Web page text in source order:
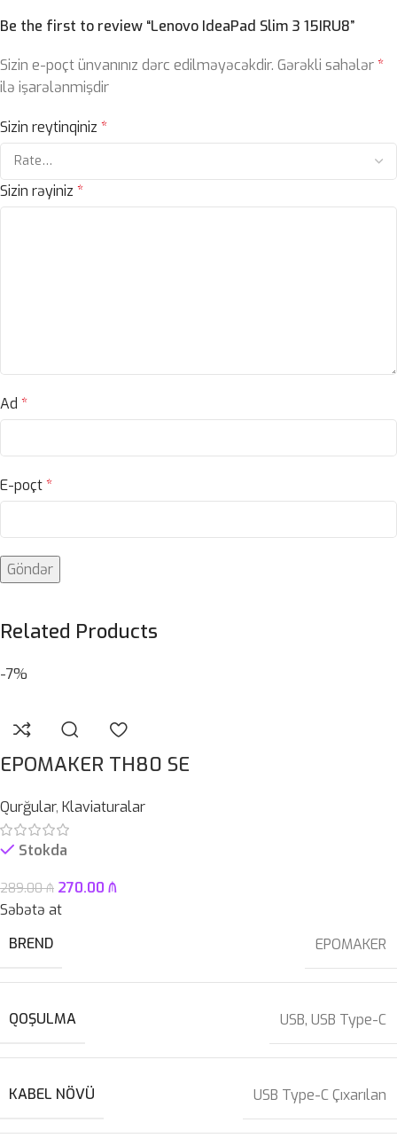
Be the first to review “Lenovo IdeaPad Slim 3 15IRU8”
Sizin e-poçt ünvanınız dərc edilməyəcəkdir. Gərəkli sahələr*
ilə işarələnmişdir
Sizin reytinqiniz *
Sizin rəyiniz *
Ad *
E-poçt*
Related Products
-7%
EPOMAKER TH80 SE
Qurğular, Klaviaturalar
Stokda
289.00₼ 270.00 ₼
Səbətə at
BREND
EPOMAKER
QOŞULMA USB, USB Type-C
KABEL NÖVÜ USB Type-C Çıxarılan